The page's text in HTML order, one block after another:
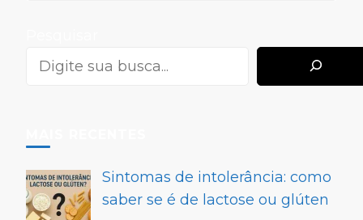
Sintomas de intolerância: como
saber se é de lactose ou glúten